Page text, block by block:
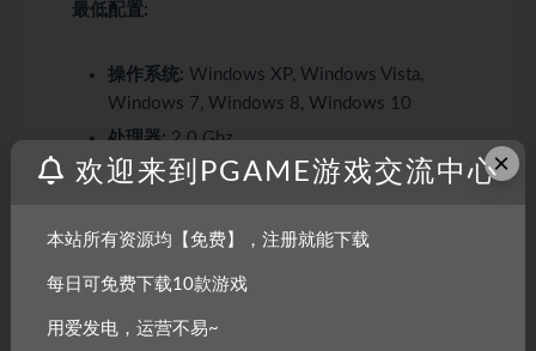
最低配置:
操作系统: Windows XP, Windows Vista,
Windows 7, Windows 8, Windows 10
处理器:2.0 Ghz
内存:2 GB RAM
256 MB
存储空间:
需要 600 MB 可用空间
(3000 and older) running in Windows 10 won’t
×
欢迎来到PGAME游戏交流中心
本站所有资源均【免费】，注册就能下载
每日可免费下载10款游戏
用爱发电，运营不易~